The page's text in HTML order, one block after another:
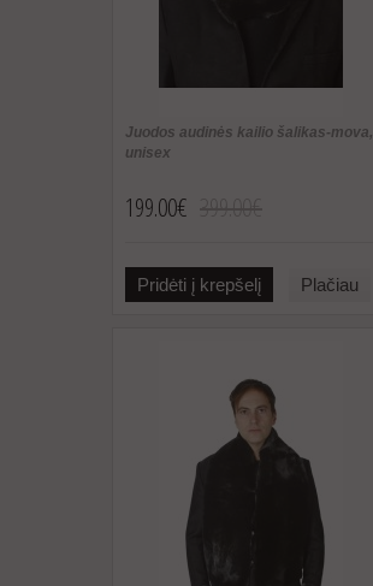
Juodos audinės kailio šalikas-mova,
unisex
199.00€
Pridėti į krepšelį Plačiau